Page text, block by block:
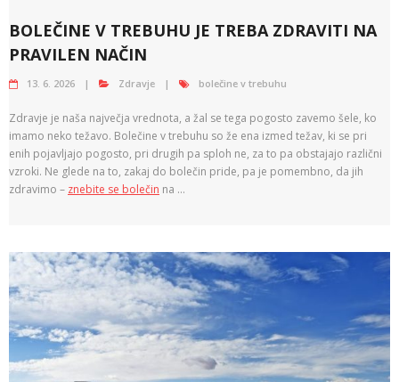
BOLEČINE V TREBUHU JE TREBA ZDRAVITI NA
PRAVILEN NAČIN
13. 6. 2026 Zdravje bolečine v trebuhu
Zdravje je naša največja vrednota, a žal se tega pogosto zavemo šele, ko
imamo neko težavo. Bolečine v trebuhu so že ena izmed težav, ki se pri
enih pojavljajo pogosto, pri drugih pa sploh ne, za to pa obstajajo različni
vzroki. Ne glede na to, zakaj do bolečin pride, pa je pomembno, da jih
zdravimo – znebite se bolečin na …